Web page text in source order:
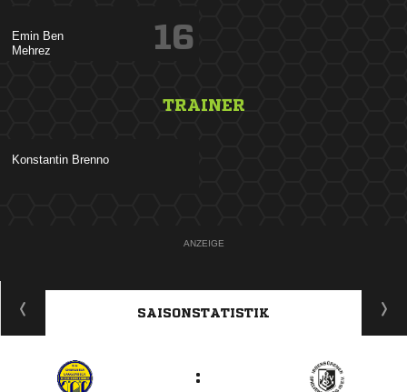
 

16
TRAINER
 
ANZEIGE
SAISONSTATISTIK
: